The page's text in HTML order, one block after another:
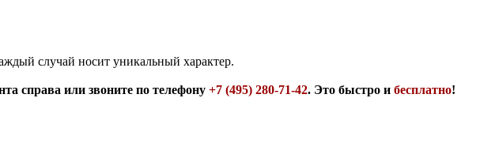
случай носит уникальный характер.
справа или звоните по телефону +7 (495) 280-71-42. Это быстро и бесплатно!